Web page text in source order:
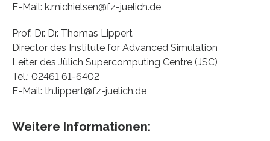
E-Mail: k.michielsen@fz-juelich.de
Prof. Dr. Dr. Thomas Lippert
Director des Institute for Advanced Simulation
Leiter des Jülich Supercomputing Centre (JSC)
Tel.: 02461 61-6402
E-Mail: th.lippert@fz-juelich.de
Weitere Informationen: